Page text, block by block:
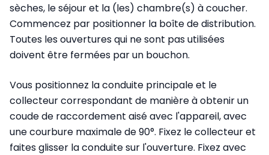
sèches, le séjour et la (les) chambre(s) à coucher.
Commencez par positionner la boîte de distribution.
Toutes les ouvertures qui ne sont pas utilisées
doivent être fermées par un bouchon.
Vous positionnez la conduite principale et le
collecteur correspondant de manière à obtenir un
coude de raccordement aisé avec l'appareil, avec
une courbure maximale de 90°. Fixez le collecteur et
faites glisser la conduite sur l'ouverture. Fixez avec